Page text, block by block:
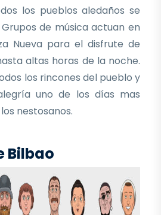
los pueblos aledaños se
de música actuan en
Nueva para el disfrute de
altas horas de la noche.
los rincones del pueblo y
uno de los días mas
nestosanos.
Bilbao